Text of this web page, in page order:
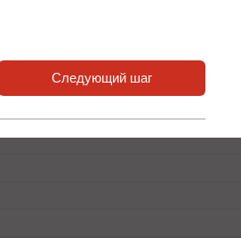
Следующий шаг